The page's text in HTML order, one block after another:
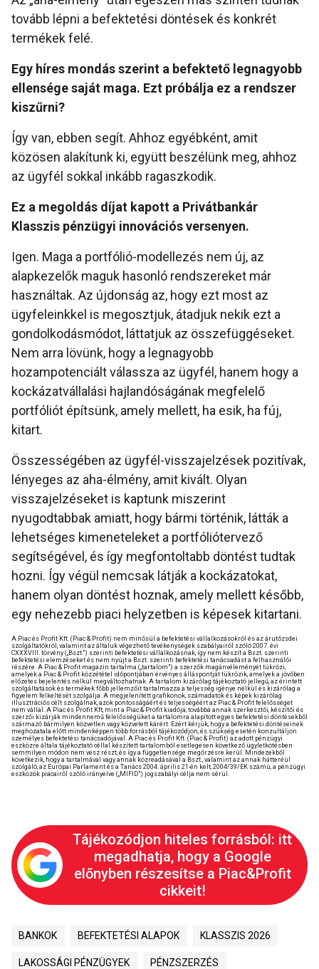
tovább lépni a befektetési döntések és konkrét
termékek felé.
Egy híres mondás szerint a befektető legnagyobb
ellensége saját maga. Ezt próbálja ez a rendszer
kiszűrni?
Így van, ebben segít. Ahhoz egyébként, amit
közösen alakítunk ki, együtt beszélünk meg, ahhoz
az ügyfél sokkal inkább ragaszkodik.
Ez a megoldás díjat kapott a Privátbankár
Klasszis pénzügyi innovációs versenyen.
Igen. Maga a portfólió-modellezés nem új, az
alapkezelők maguk hasonló rendszereket már
használtak. Az újdonság az, hogy ezt most az
ügyfeleinkkel is megosztjuk, átadjuk nekik ezt a
gondolkodásmódot, láttatjuk az összefüggéseket.
Nem arra lövünk, hogy a legnagyobb
hozampotenciált válassza az ügyfél, hanem hogy a
kockázatvállalási hajlandóságának megfelelő
portfóliót építsünk, amely mellett, ha esik, ha fúj,
kitart.
Összességében az ügyfél-visszajelzések pozitívak,
lényeges az aha-élmény, amit kivált. Olyan
visszajelzéseket is kaptunk miszerint
nyugodtabbak amiatt, hogy bármi történik, látták a
lehetséges kimeneteleket a portfóliótervező
segítségével, és így megfontoltabb döntést tudtak
hozni. Így végül nemcsak látják a kockázatokat,
hanem olyan döntést hoznak, amely mellett később,
egy nehezebb piaci helyzetben is képesek kitartani.
A Piac és Profit Kft. (Piac & Profit) nem minősül a befektetési vállalkozásokról és az árutőzsdei
szolgáltatókról, valamint az általuk végezhető tevékenységek szabályairól szóló 2007. évi
CXXXVIII. törvény („Bszt.”) szerinti befektetési vállalkozásnak, így nem készít a Bszt. szerinti
befektetési elemzéseket és nem nyújt a Bszt. szerinti befektetési tanácsadást a felhasználói
részére. A Piac & Profit magazin tartalma („tartalom”) a szerzők magánvéleményét tükrözi,
amelyek a Piac & Profit közzététel időpontjában érvényes álláspontját tükrözik, amelyek a jövőben
előzetes bejelentés nélkül megváltozhatnak. A tartalom kizárólag tájékoztató jellegű, az érintett
szolgáltatások és termékek főbb jellemzőit tartalmazza a teljesség igénye nélkül és kizárólag a
figyelem felkeltését szolgálja. A megjelenített grafikonok, számadatok és képek kizárólag
illusztrációs célt szolgálnak, azok pontosságáért és teljességéért az Piac & Profit felelősséget
nem vállal. A Piac és Profit Kft, mint a Piac & Profit kiadója, továbbá annak szerkesztői, készítői és
szerzői kizárják mindennemű felelősségüket a tartalomra alapított egyes befektetési döntésekből
származó bármilyen közvetlen vagy közvetett kárért. Ezért kérjük, hogy a befektetési döntéseinek
meghozatala előtt mindenképpen több forrásból tájékozódjon, és szükség esetén konzultáljon
személyes befektetési tanácsadójával. A Piac és Profit Kft. (Piac & Profit) az adott pénzügyi
eszközre általa tájékoztató céllal készített tartalomból esetlegesen következő ügyletkötésben
semmilyen módon nem vesz részt, és így a függetlensége megőrzésre kerül. Mindezekből
következik, hogy a tartalmával vagy annak közreadásával a Bszt., valamint az annak hátteréül
szolgáló, az Európai Parlament és a Tanács 2004. április 21-én kelt, 2004/39/EK számú, a pénzügyi
eszközök piacairól szóló irányelve („MIFID”) jogszabályi célja nem sérül.
Tájékozódjon hiteles forrásból: itt
megadhatja, hogy a Google
előnyben részesítse a Piac&Profit
cikkeit!
BANKOK BEFEKTETÉSI ALAPOK KLASSZIS 2026
LAKOSSÁGI PÉNZÜGYEK PÉNZSZERZÉS